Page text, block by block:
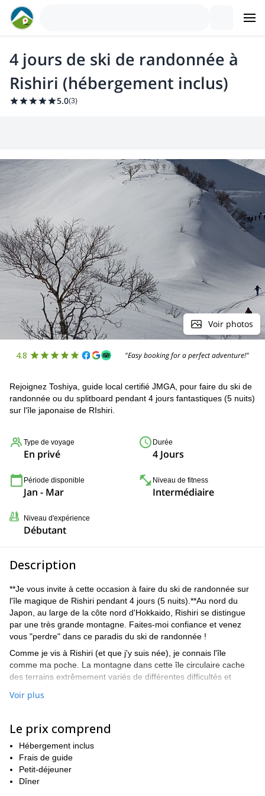
4 jours de ski de randonnée à
Rishiri (hébergement inclus)
5.0(3)
Voir photos
4.8 "Easy booking for a perfect adventure!"
Rejoignez Toshiya, guide local certifié JMGA, pour faire du ski de
randonnée ou du splitboard pendant 4 jours fantastiques (5 nuits)
sur l'île japonaise de RIshiri.
Type de voyage
En privé
Durée
4 Jours
Période disponible
Jan - Mar
Niveau de fitness
Intermédiaire
Niveau d'expérience
Débutant
Description
**Je vous invite à cette occasion à faire du ski de randonnée sur
l'île magique de Rishiri pendant 4 jours (5 nuits).**Au nord du
Japon, au large de la côte nord d'Hokkaido, Rishiri se distingue
par une très grande montagne. Faites-moi confiance et venez
vous "perdre" dans ce paradis du ski de randonnée !
Comme je vis à Rishiri (et que j'y suis née), je connais l'île
comme ma poche. La montagne dans cette île circulaire cache
des terrains extrêmement variés de différentes difficultés et
imaginer que ce n'est pas exactement une destination bondée. Si
vous cherchez à profiter de la solitude en montant et en
descendant les pistes, Rishiri est idéal !
Nous séjournerons dans la maison d'hôtes que je possède et
gère avec ma famille. C'est un endroit magnifique pour se
Voir plus
Le prix comprend
Hébergement inclus
Frais de guide
Petit-déjeuner
Dîner